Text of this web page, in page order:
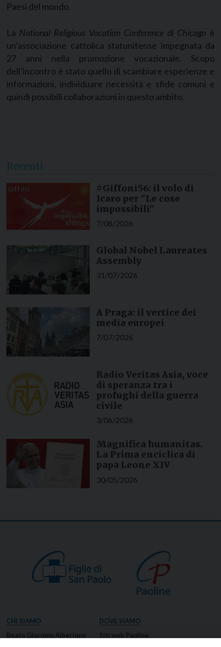
Paesi del mondo.
La National Religious Vocation Conference di Chicago è
un’associazione cattolica statunitense impegnata da
27 anni nella promozione vocazionale. Scopo
dell’incontro è stato quello di scambiare esperienze e
informazioni, individuare necessità e sfide comuni e
quindi possibili collaborazioni in questo ambito.
Recenti
#Giffoni56: il volo di
Icaro per "Le cose
impossibili"
7/08/2026
Global Nobel Laureates
Assembly
31/07/2026
A Praga: il vertice dei
media europei
7/07/2026
Radio Veritas Asia, voce
di speranza tra i
profughi della guerra
civile
3/06/2026
Magnifica humanitas.
La Prima enciclica di
papa Leone XIV
30/05/2026
CHI SIAMO
Beato Giacomo Alberione
DOVE SIAMO
Siti web Paoline